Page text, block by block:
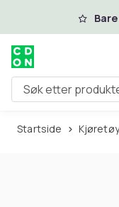
Hopp til
Søk etter produkter
Startside